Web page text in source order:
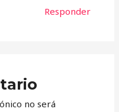
Responder
no será